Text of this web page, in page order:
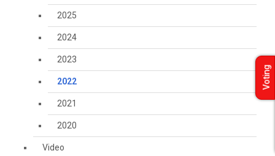
2025
2024
2023
2022
2021
2020
Video
Voting